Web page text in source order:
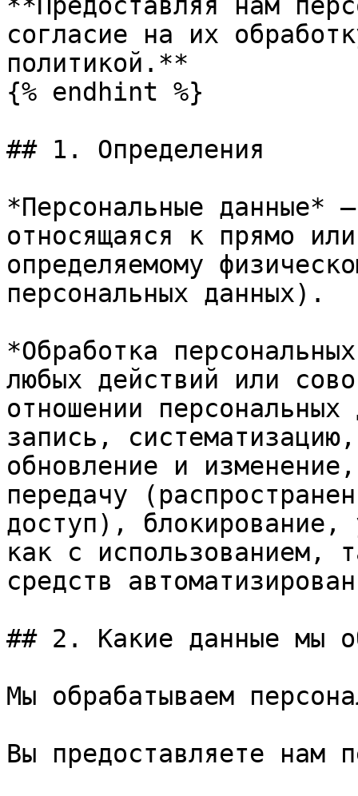
согласие на их
политикой.**
{% endhint %}
## 1. Определения
*Персональные данные*
относящаяся к прямо
определяемому
персональных данных).
*Обработка
любых действий или
отношении
запись,
обновление и
передачу
доступ), блокирование,
как с использованием,
средств
## 2. Какие данные мы
Мы обрабатываем
Вы предоставляете нам